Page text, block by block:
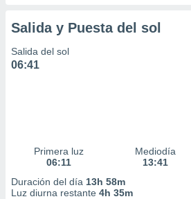
Salida y Puesta del sol
Salida del sol
06:41
Primera luz
06:11
Mediodía
13:41
Duración del día 13h 58m
Luz diurna restante 4h 35m